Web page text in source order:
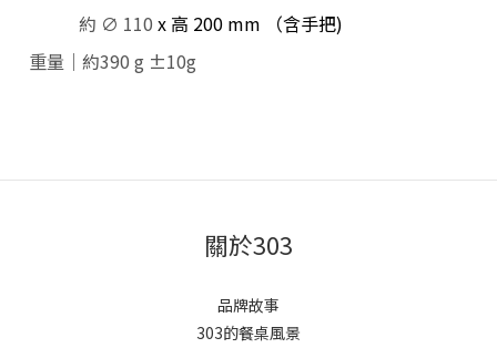
約 ∅ 110 x 高 200 mm （含手把)
重量｜約390 g ±10g
關於303
品牌故事
303的餐桌風景